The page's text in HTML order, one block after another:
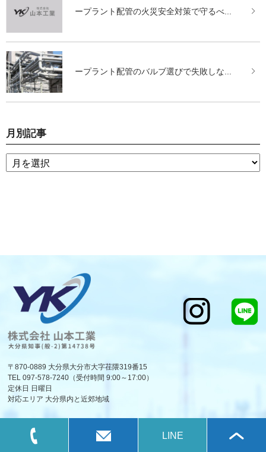
ープラント配管の火災安全対策で守るべ...
ープラント配管のバルブ選びで失敗しな...
月別記事
〒870-0889 大分県大分市大字荏隈319番15
TEL 097-578-7240（受付時間 9:00～17:00）
定休日 日曜日
対応エリア 大分県内と近郊地域
©株式会社山本工業LINE